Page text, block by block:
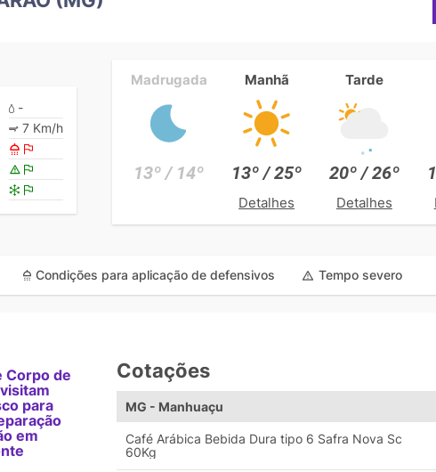
-
7 Km/h
Madrugada
13º / 14º
Manhã
13º / 25º
Detalhes
Tarde
20º / 26º
Detalhes
Condições para aplicação de defensivos Tempo severo
Corpo de
para
em
Cotações
MG - Manhuaçu
Café Arábica Bebida Dura tipo 6 Safra Nova Sc
60Kg